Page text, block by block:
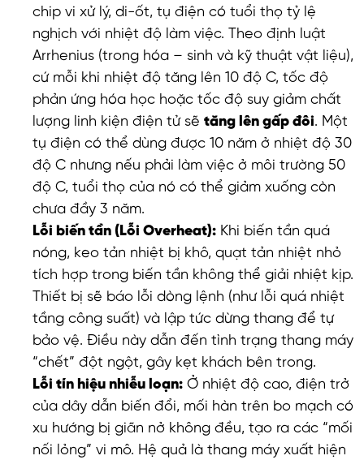
chip vi xử lý, di-ốt, tụ điện có tuổi thọ tỷ lệ
nghịch với nhiệt độ làm việc. Theo định luật
Arrhenius (trong hóa – sinh và kỹ thuật vật liệu),
cứ mỗi khi nhiệt độ tăng lên 10 độ C, tốc độ
phản ứng hóa học hoặc tốc độ suy giảm chất
lượng linh kiện điện tử sẽ tăng lên gấp đôi. Một
tụ điện có thể dùng được 10 năm ở nhiệt độ 30
độ C nhưng nếu phải làm việc ở môi trường 50
độ C, tuổi thọ của nó có thể giảm xuống còn
chưa đầy 3 năm.
Lỗi biến tần (Lỗi Overheat): Khi biến tần quá
nóng, keo tản nhiệt bị khô, quạt tản nhiệt nhỏ
tích hợp trong biến tần không thể giải nhiệt kịp.
Thiết bị sẽ báo lỗi dòng lệnh (như lỗi quá nhiệt
tầng công suất) và lập tức dừng thang để tự
bảo vệ. Điều này dẫn đến tình trạng thang máy
“chết” đột ngột, gây kẹt khách bên trong.
Lỗi tín hiệu nhiễu loạn: Ở nhiệt độ cao, điện trở
của dây dẫn biến đổi, mối hàn trên bo mạch có
xu hướng bị giãn nở không đều, tạo ra các “mối
nối lỏng” vi mô. Hệ quả là thang máy xuất hiện